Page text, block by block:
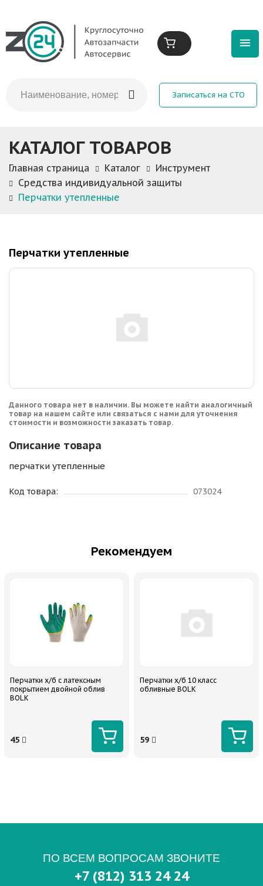
Записаться на СТО
КАТАЛОГ ТОВАРОВ
Главная страница Каталог
Инструмент
Средства индивидуальной защиты
Перчатки утепленные
Перчатки утепленные
Данного товара нет в наличии. Вы можете найти аналогичный
товар на нашем сайте или связаться с нами для уточнения
стоимости и возможности заказать товар.
Описание товара
перчатки утепленные
Код товара: 073024
Рекомендуем
Перчатки х/б с латексным
покрытием двойной облив
BOLK
45
Перчатки х/б 10 класс
обливные BOLK
59
ПО ВСЕМ ВОПРОСАМ ЗВОНИТЕ
+7 (812) 313 24 24